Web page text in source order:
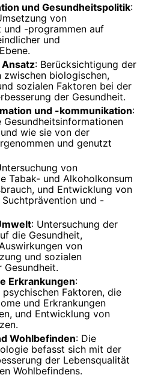
und Gesundheitspolitik:
von
und -programmen auf
und
: Berücksichtigung der
zwischen biologischen,
sozialen Faktoren bei der
der Gesundheit.
und -kommunikation:
Gesundheitsinformationen
wie sie von der
und genutzt
von
Tabak- und Alkoholkonsum
und Entwicklung von
und -
: Untersuchung der
die Gesundheit,
von
und sozialen
Gesundheit.
Erkrankungen:
Faktoren, die
und Erkrankungen
und Entwicklung von
Wohlbefinden: Die
befasst sich mit der
der Lebensqualität
Wohlbefindens.